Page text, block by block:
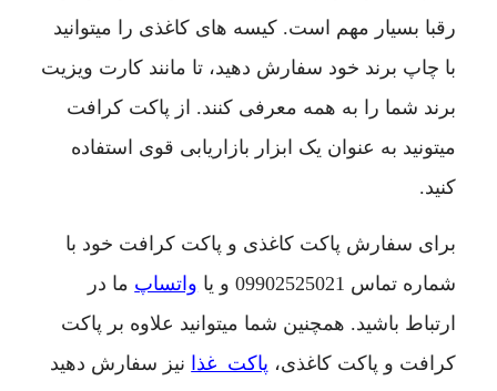
رقبا بسیار مهم است. کیسه های کاغذی را میتوانید
با چاپ برند خود سفارش دهید، تا مانند کارت ویزیت
برند شما را به همه معرفی کنند. از پاکت کرافت
میتونید به عنوان یک ابزار بازاریابی قوی استفاده
کنید.
برای سفارش پاکت کاغذی و پاکت کرافت خود با
شماره تماس 09902525021و یا واتساپ ما در
ارتباط باشید. همچنین شما میتوانید علاوه بر پاکت
کرافت و پاکت کاغذی، پاکت غذا نیز سفارش دهید